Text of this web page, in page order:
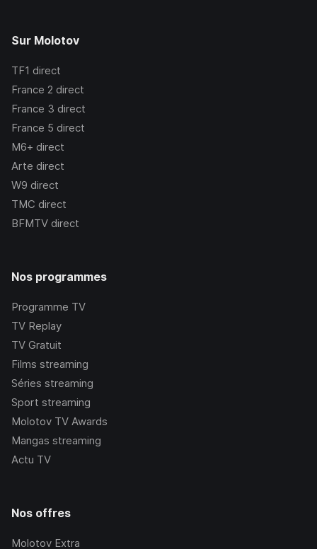
Sur Molotov
TF1 direct
France 2 direct
France 3 direct
France 5 direct
M6+ direct
Arte direct
W9 direct
TMC direct
BFMTV direct
Nos programmes
Programme TV
TV Replay
TV Gratuit
Films streaming
Séries streaming
Sport streaming
Molotov TV Awards
Mangas streaming
Actu TV
Nos offres
Molotov Extra